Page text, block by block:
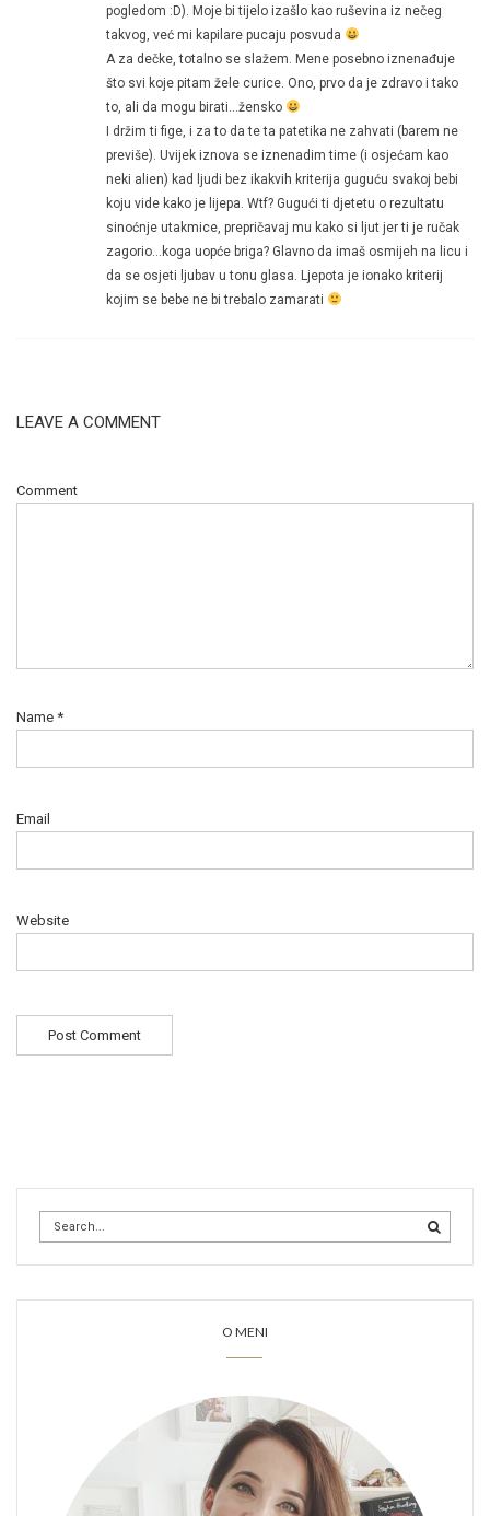
pogledom :D). Moje bi tijelo izašlo kao ruševina iz nečeg
takvog, već mi kapilare pucaju posvuda
A za dečke, totalno se slažem. Mene posebno iznenađuje
što svi koje pitam žele curice. Ono, prvo da je zdravo i tako
to, ali da mogu birati…žensko
I držim ti fige, i za to da te ta patetika ne zahvati (barem ne
previše). Uvijek iznova se iznenadim time (i osjećam kao
neki alien) kad ljudi bez ikakvih kriterija guguću svakoj bebi
koju vide kako je lijepa. Wtf? Gugući ti djetetu o rezultatu
sinoćnje utakmice, prepričavaj mu kako si ljut jer ti je ručak
zagorio…koga uopće briga? Glavno da imaš osmijeh na licu i
da se osjeti ljubav u tonu glasa. Ljepota je ionako kriterij
kojim se bebe ne bi trebalo zamarati
LEAVE A COMMENT
Comment
Name *
Email
Website
O MENI